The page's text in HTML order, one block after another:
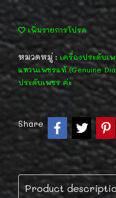
เพิ่มรายการโปรด
หมวดหมู่ : เครื่องประดับเ
แหวนเพชรแท้ (Genuine
ประดับเพชร ค่ะ
Share
Product